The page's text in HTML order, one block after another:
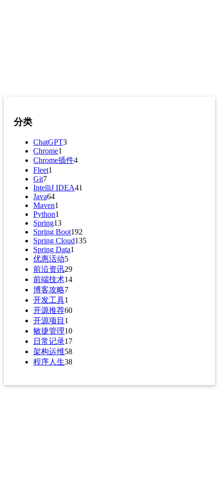
分类
ChatGPT3
Chrome1
Chrome插件4
Fleet1
Git7
IntelliJ IDEA41
Java64
Maven1
Python1
Spring13
Spring Boot192
Spring Cloud135
Spring Data1
优惠活动5
前沿资讯29
前端技术14
博客攻略7
开发工具1
开源推荐60
开源项目 1
敏捷管理10
日常记录17
架构运维58
程序人生38